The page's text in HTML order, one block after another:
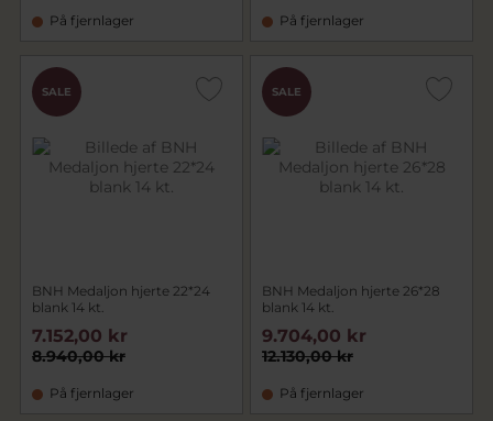
På fjernlager På fjernlager
SALE
BNH Medaljon hjerte 22*24
blank 14 kt.
8.940,00 kr
7.152,00 kr
På fjernlager
SALE
BNH Medaljon hjerte 26*28
blank 14 kt.
12.130,00 kr
9.704,00 kr
På fjernlager